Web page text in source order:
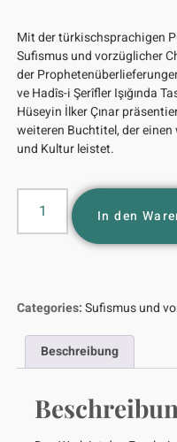
Mit der türkischsprachigen
Sufismus und vorzüglicher
der
ve Hadîs-i Şerîfler Işığında
Hüseyin İlker Çınar
weiteren Buchtitel, der
und Kultur leistet.
In den
Categories:Sufismus und
Beschreibung